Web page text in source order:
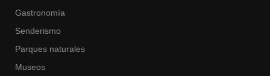
Gastronomía
Senderismo
Parques naturales
Museos